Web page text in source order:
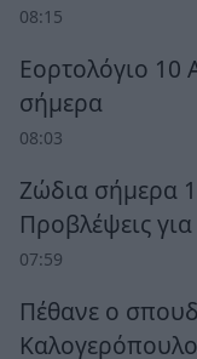
08:15
Εορτολόγιο 10
σήμερα
08:03
Ζώδια σήμερα
Προβλέψεις
07:59
Πέθανε ο